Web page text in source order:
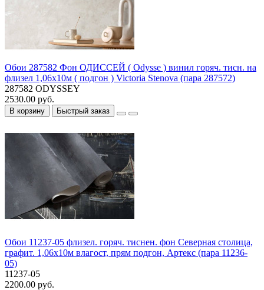
Обои 287582 Фон ОДИССЕЙ ( Odysse ) винил горяч. тисн. на
флизел 1,06х10м ( подгон ) Victoria Stenova (пара 287572)
287582 ODYSSEY
2530.00 руб.
В корзину Быстрый заказ
Обои 11237-05 флизел. горяч. тиснен. фон Северная столица,
графит. 1,06х10м влагост, прям подгон, Артекс (пара 11236-
05)
11237-05
2200.00 руб.